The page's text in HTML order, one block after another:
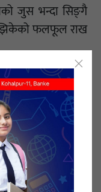
जुस भन्दा सिङ्‍गै
फलफूल राख
लागि राम्रो हुने
मासु, कुखुराको
राम्रो हुने उनको
खानु राम्रो हुने
र उसिनेको खाना